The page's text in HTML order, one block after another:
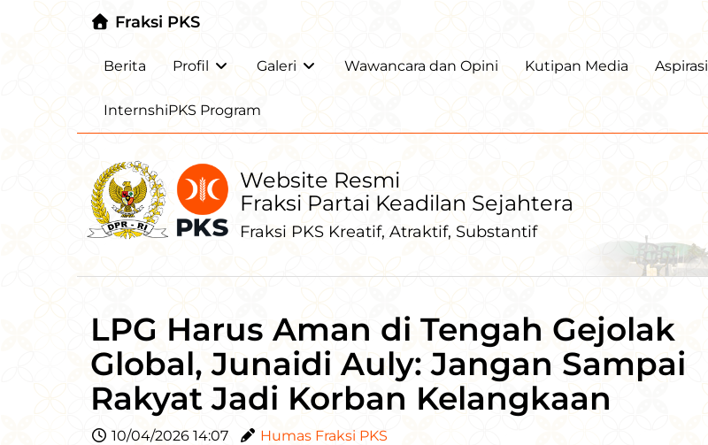
Fraksi PKS
Berita Profil Galeri Wawancara dan Opini Kutipan Media Aspirasi
InternshiPKS Program
Website Resmi
Fraksi Partai Keadilan Sejahtera
Fraksi PKS Kreatif, Atraktif, Substantif
LPG Harus Aman di Tengah Gejolak
Global, Junaidi Auly: Jangan Sampai
Rakyat Jadi Korban Kelangkaan
10/04/2026 14:07 Humas Fraksi PKS